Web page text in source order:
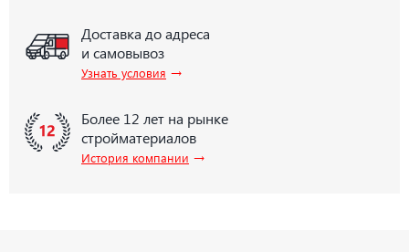
Доставка до адреса
и самовывоз
Узнать условия →
Более 12 лет на рынке
стройматериалов
История компании →